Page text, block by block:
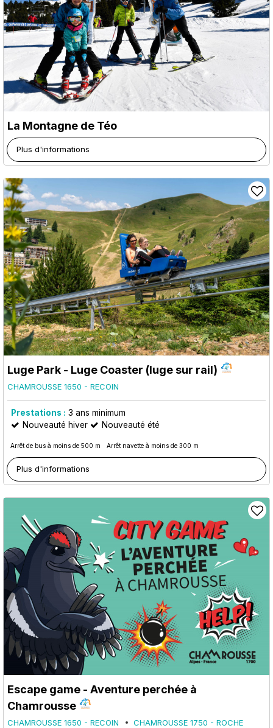
La Montagne de Téo
Plus d'informations
Luge Park - Luge Coaster (luge sur rail)
CHAMROUSSE 1650 - RECOIN
Prestations : 3 ans minimum
Nouveauté hiver
Nouveauté été
Arrêt de bus à moins de 500 m Arrêt navette à moins de 300 m
Plus d'informations
Escape game - Aventure perchée à
Chamrousse
CHAMROUSSE 1650 - RECOIN
CHAMROUSSE 1750 - ROCHE